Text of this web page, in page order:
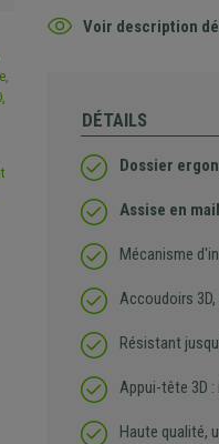
Voir description
DÉTAILS
Dossier
Assise en
Mécanisme
Accoudoirs
Résistant
Appui-tête 3D :
Haute qualité,